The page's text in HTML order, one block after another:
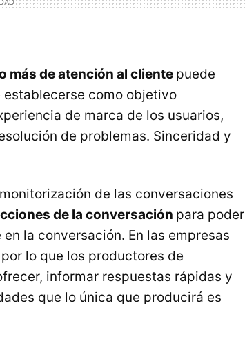
más de atención al cliente puede
como objetivo
de marca de los usuarios,
de problemas. Sinceridad y
de las conversaciones
de la conversación para poder
la conversación. En las empresas
lo que los productores de
informar respuestas rápidas y
que lo única que producirá es